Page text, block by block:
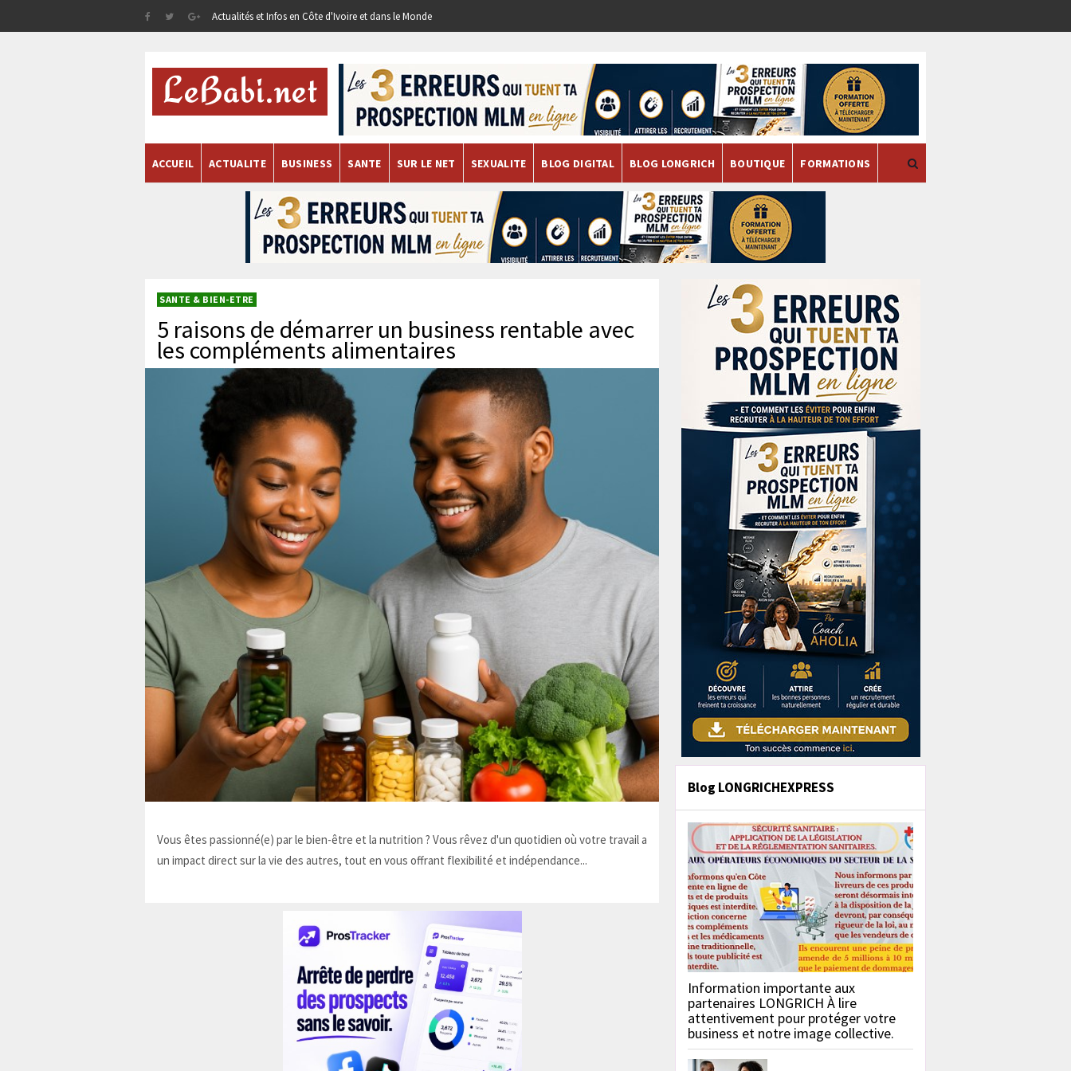
Actualités et Infos en Côte d'Ivoire et dans le Monde
ACCUEIL ACTUALITE BUSINESS SANTE SUR LE NET SEXUALITE BLOG DIGITAL BLOG LONGRICH BOUTIQUE FORMATIONS
SANTE & BIEN-ETRE
5 raisons de démarrer un business rentable avec
les compléments alimentaires
Vous êtes passionné(e) par le bien-être et la nutrition ? Vous rêvez d'un quotidien où votre travail a
un impact direct sur la vie des autres, tout en vous offrant flexibilité et indépendance...
Blog LONGRICHEXPRESS
Information importante aux
partenaires LONGRICH À lire
attentivement pour protéger votre
business et notre image collective.